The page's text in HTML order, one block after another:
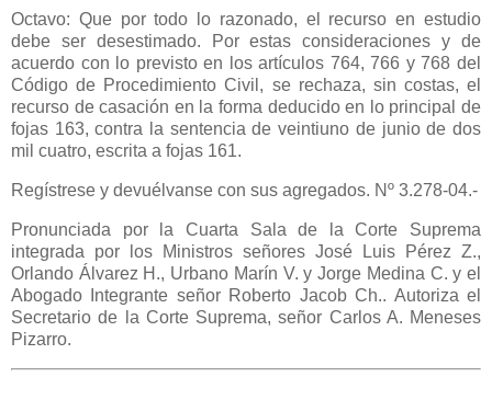
Octavo: Que por todo lo razonado, el recurso en estudio
debe ser desestimado. Por estas consideraciones y de
acuerdo con lo previsto en los artículos 764, 766 y 768 del
Código de Procedimiento Civil, se rechaza, sin costas, el
recurso de casación en la forma deducido en lo principal de
fojas 163, contra la sentencia de veintiuno de junio de dos
mil cuatro, escrita a fojas 161.
Regístrese y devuélvanse con sus agregados. Nº 3.278-04.-
Pronunciada por la Cuarta Sala de la Corte Suprema
integrada por los Ministros señores José Luis Pérez Z.,
Orlando Álvarez H., Urbano Marín V. y Jorge Medina C. y el
Abogado Integrante señor Roberto Jacob Ch.. Autoriza el
Secretario de la Corte Suprema, señor Carlos A. Meneses
Pizarro.